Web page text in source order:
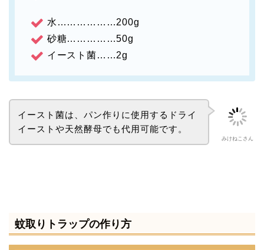
水………………200g
砂糖……………50g
イースト菌……2g
みけねこさん
イースト菌は、パン作りに使用するドライ
イーストや天然酵母でも代用可能です。
蚊取りトラップの作り方